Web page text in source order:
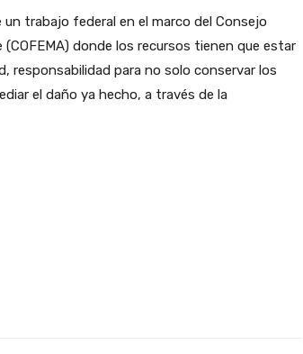
un trabajo federal en el marco del Consejo
(COFEMA) donde los recursos tienen que estar
responsabilidad para no solo conservar los
el daño ya hecho, a través de la